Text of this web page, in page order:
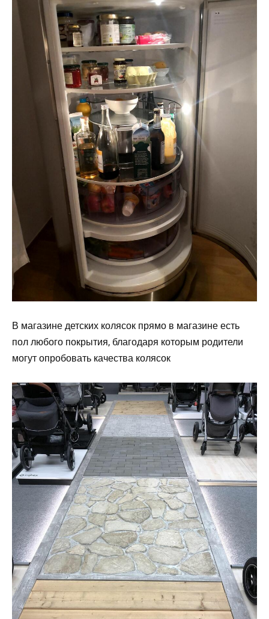
В магазине детских колясок прямо в магазине есть
пол любого покрытия, благодаря которым родители
могут опробовать качества колясок